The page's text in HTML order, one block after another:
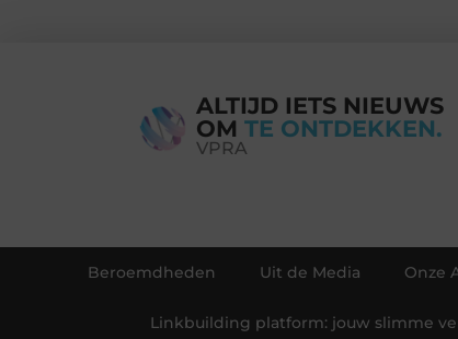
ALTIJD IETS NIEUWS
OM TE ONTDEKKEN.
VPRA
Beroemdheden Uit de Media Onze
Linkbuilding platform: jouw slimme